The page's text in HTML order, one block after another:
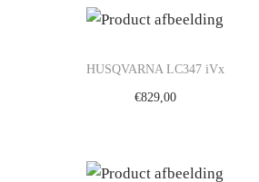
HUSQVARNA LC347 iVx
€829,00